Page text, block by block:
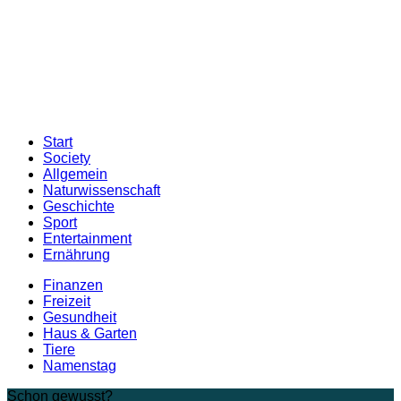
Start
Society
Allgemein
Naturwissenschaft
Geschichte
Sport
Entertainment
Ernährung
Finanzen
Freizeit
Gesundheit
Haus & Garten
Tiere
Namenstag
Schon gewusst?